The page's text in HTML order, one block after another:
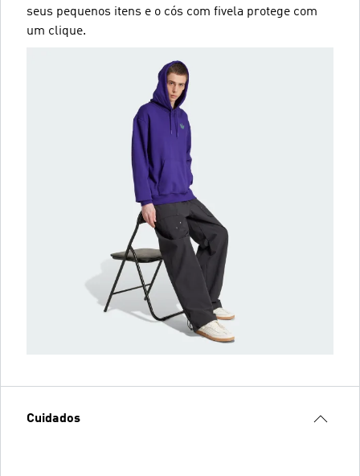
seus pequenos itens e o cós com fivela protege com
um clique.
Cuidados